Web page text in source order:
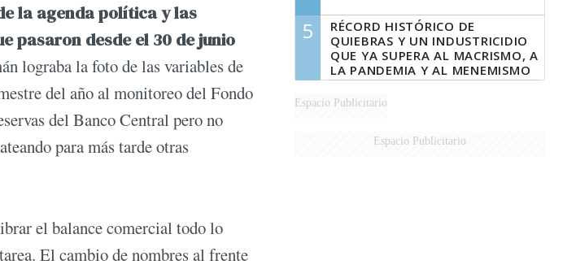
la agenda política y las
pasaron desde el 30 de junio
lograba la foto de las variables de
del año al monitoreo del Fondo
del Banco Central pero no
para más tarde otras
el balance comercial todo lo
El cambio de nombres al frente
5
RÉCORD HISTÓRICO DE
QUIEBRAS Y UN INDUSTRICIDIO
QUE YA SUPERA AL MACRISMO, A
LA PANDEMIA Y AL MENEMISMO
Espacio Publicitario
Espacio Publicitario